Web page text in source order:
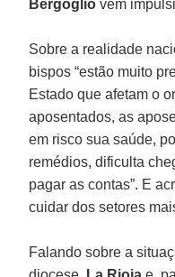
Bergoglio vem
Sobre a realidade
bispos “estão muito
Estado que afetam o
aposentados, as
em risco sua saúde,
remédios, dificulta
pagar as contas”. E
cuidar dos setores
Falando sobre a